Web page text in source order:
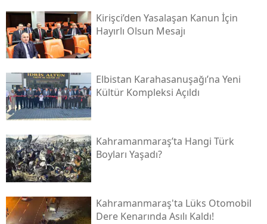
Kirişci’den Yasalaşan Kanun İçin
Hayırlı Olsun Mesajı
Elbistan Karahasanuşağı’na Yeni
Kültür Kompleksi Açıldı
Kahramanmaraş’ta Hangi Türk
Boyları Yaşadı?
Kahramanmaraş'ta Lüks Otomobil
Dere Kenarında Asılı Kaldı!